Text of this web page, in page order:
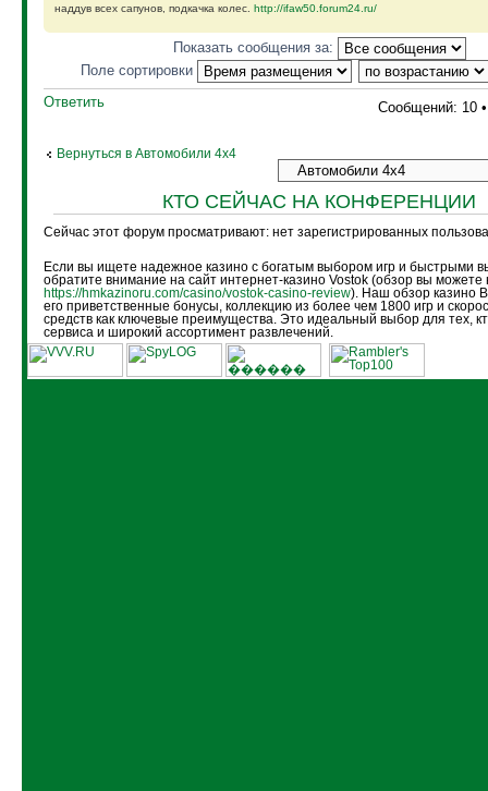
наддув всех сапунов, подкачка колес. http://ifaw50.forum24.ru/
Показать сообщения за:
Поле сортировки
Ответить
Сообщений: 10
Вернуться в Автомобили 4х4
КТО СЕЙЧАС НА КОНФЕРЕНЦИИ
Сейчас этот форум просматривают: нет зарегистрированных
Если вы ищете надежное казино с богатым выбором игр и быстрыми
обратите внимание на сайт интернет-казино Vostok (обзор вы можете
https://hmkazinoru.com/casino/vostok-casino-review). Наш обзор казино
его приветственные бонусы, коллекцию из более чем 1800 игр и
средств как ключевые преимущества. Это идеальный выбор для тех,
сервиса и широкий ассортимент развлечений.